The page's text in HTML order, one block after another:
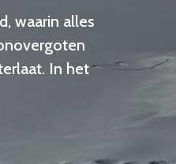
waarin alles
In het